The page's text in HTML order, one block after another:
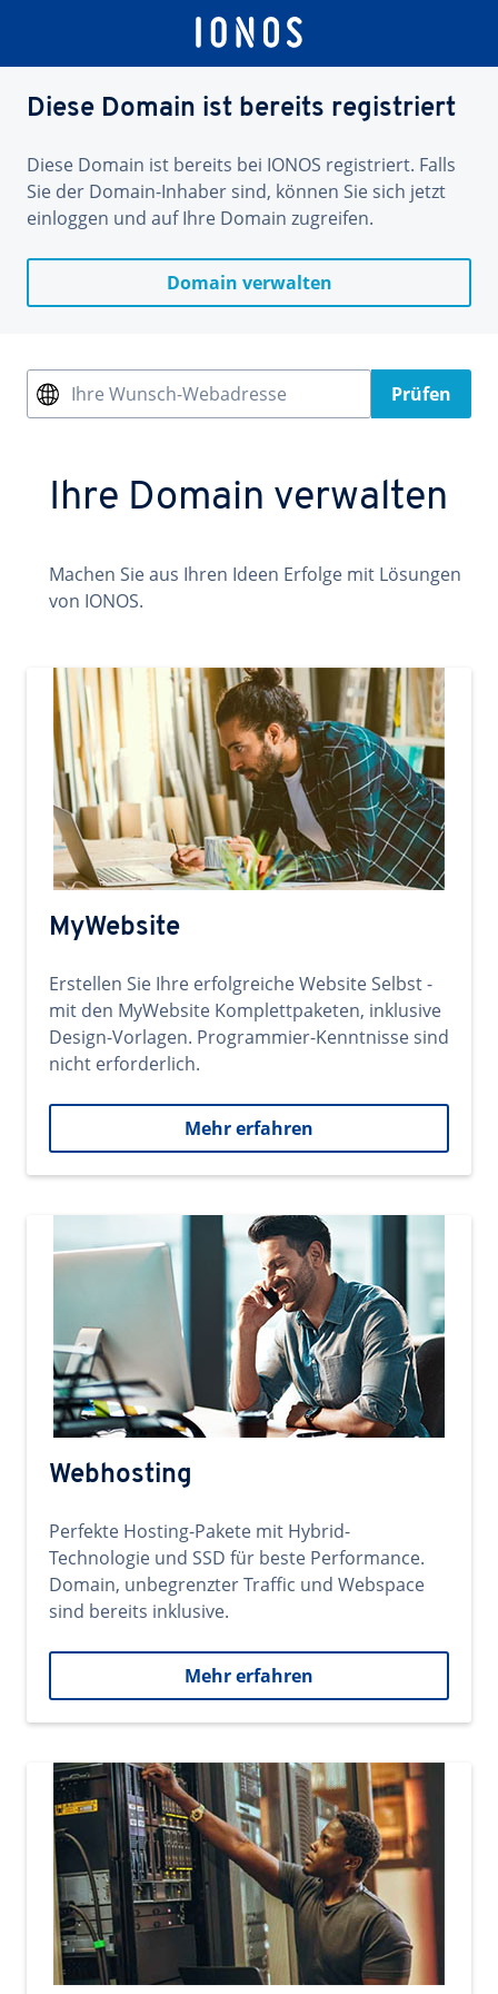
Diese Domain ist bereits registriert
Diese Domain ist bereits bei IONOS registriert. Falls
Sie der Domain-Inhaber sind, können Sie sich jetzt
einloggen und auf Ihre Domain zugreifen.
Domain verwalten
Ihre Wunsch-Webadresse Prüfen
Ihre Domain verwalten
Machen Sie aus Ihren Ideen Erfolge mit Lösungen
von IONOS.
MyWebsite
Erstellen Sie Ihre erfolgreiche Website Selbst -
mit den MyWebsite Komplettpaketen, inklusive
Design-Vorlagen. Programmier-Kenntnisse sind
nicht erforderlich.
Mehr erfahren
Webhosting
Perfekte Hosting-Pakete mit Hybrid-
Technologie und SSD für beste Performance.
Domain, unbegrenzter Traffic und Webspace
sind bereits inklusive.
Mehr erfahren